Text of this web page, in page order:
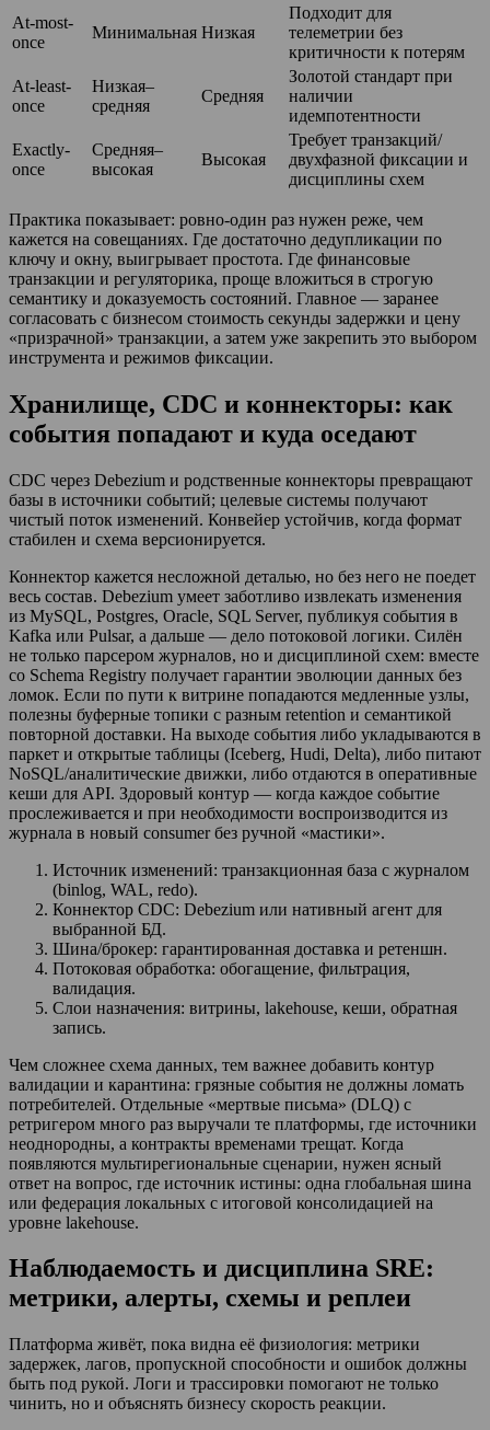
At-most-
once
Минимальная Низкая
Подходит для
телеметрии без
критичности к потерям
At-least-
once
Низкая–
средняя
Средняя
Золотой стандарт при
наличии
идемпотентности
Exactly-
once
Средняя–
высокая
Высокая
Требует транзакций/
двухфазной фиксации и
дисциплины схем
Практика показывает: ровно-один раз нужен реже, чем
кажется на совещаниях. Где достаточно дедупликации по
ключу и окну, выигрывает простота. Где финансовые
транзакции и регуляторика, проще вложиться в строгую
семантику и доказуемость состояний. Главное — заранее
согласовать с бизнесом стоимость секунды задержки и цену
«призрачной» транзакции, а затем уже закрепить это выбором
инструмента и режимов фиксации.
Хранилище, CDC и коннекторы: как
события попадают и куда оседают
CDC через Debezium и родственные коннекторы превращают
базы в источники событий; целевые системы получают
чистый поток изменений. Конвейер устойчив, когда формат
стабилен и схема версионируется.
Коннектор кажется несложной деталью, но без него не поедет
весь состав. Debezium умеет заботливо извлекать изменения
из MySQL, Postgres, Oracle, SQL Server, публикуя события в
Kafka или Pulsar, а дальше — дело потоковой логики. Силён
не только парсером журналов, но и дисциплиной схем: вместе
со Schema Registry получает гарантии эволюции данных без
ломок. Если по пути к витрине попадаются медленные узлы,
полезны буферные топики с разным retention и семантикой
повторной доставки. На выходе события либо укладываются в
паркет и открытые таблицы (Iceberg, Hudi, Delta), либо питают
NoSQL/аналитические движки, либо отдаются в оперативные
кеши для API. Здоровый контур — когда каждое событие
прослеживается и при необходимости воспроизводится из
журнала в новый consumer без ручной «мастики».
Источник изменений: транзакционная база с журналом
(binlog, WAL, redo).
Коннектор CDC: Debezium или нативный агент для
выбранной БД.
Шина/брокер: гарантированная доставка и ретеншн.
Потоковая обработка: обогащение, фильтрация,
валидация.
Слои назначения: витрины, lakehouse, кеши, обратная
запись.
Чем сложнее схема данных, тем важнее добавить контур
валидации и карантина: грязные события не должны ломать
потребителей. Отдельные «мертвые письма» (DLQ) с
ретригером много раз выручали те платформы, где источники
неоднородны, а контракты временами трещат. Когда
появляются мультирегиональные сценарии, нужен ясный
ответ на вопрос, где источник истины: одна глобальная шина
или федерация локальных с итоговой консолидацией на
уровне lakehouse.
Наблюдаемость и дисциплина SRE:
метрики, алерты, схемы и реплеи
Платформа живёт, пока видна её физиология: метрики
задержек, лагов, пропускной способности и ошибок должны
быть под рукой. Логи и трассировки помогают не только
чинить, но и объяснять бизнесу скорость реакции.